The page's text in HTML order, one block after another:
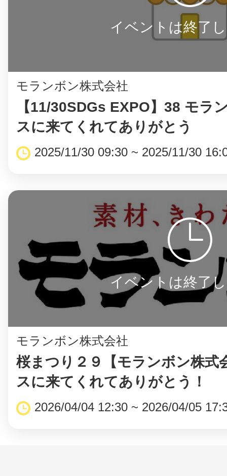
イベントは終了
モランボン株式会社
【11/30SDGs EXPO】38 モラ
スに来てくれてありがとう
2025/11/30 09:30 ~ 2025/11/30
イベントは終了
モランボン株式会社
桜まつり２９【モランボン株式
スに来てくれてありがとう！
2026/04/04 12:30 ~ 2026/04/05